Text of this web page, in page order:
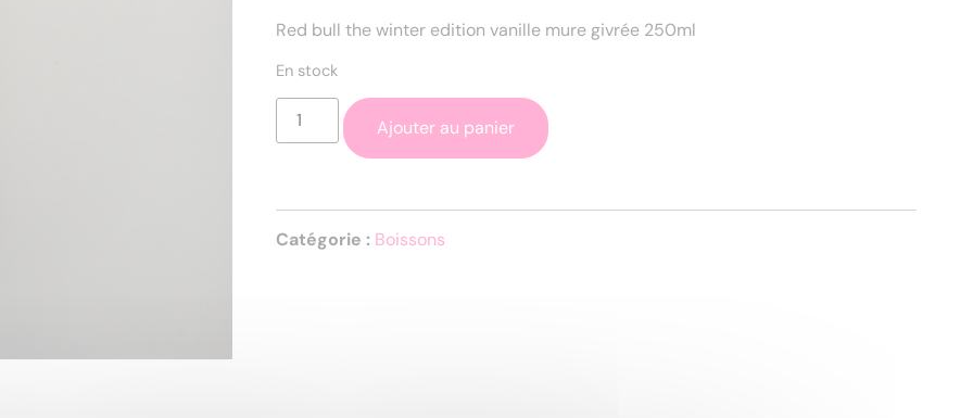
Red bull the winter edition vanille mure givrée 250ml
En stock
Ajouter au panier
Catégorie : Boissons